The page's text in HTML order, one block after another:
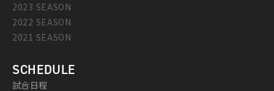
2023 SEASON
2022 SEASON
2021 SEASON
SCHEDULE
試合日程